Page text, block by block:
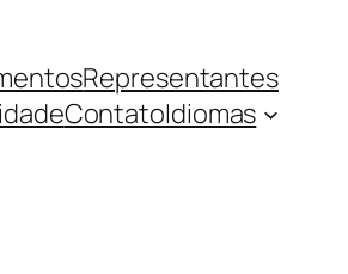
Representantes
ContatoIdiomas